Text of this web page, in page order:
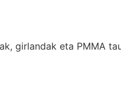
girlandak eta PMMA